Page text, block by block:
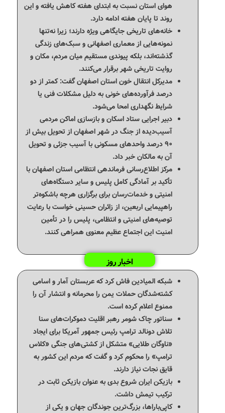
هوای استان نسبت به ابتدای هفته کاهش یافته و این
روند تا پایان هفته ادامه دارد.
خانه‌های تاریخی جایگاهی ویژه دارند؛ زیرا نه‌تنها
نمونه‌هایی از معماری اصفهانی و سبک‌های زندگی
گذشته‌اند، بلکه پیوندی مستقیم میان مردم، مکان و
روایت تاریخی شهر برقرار می‌کنند.
مدیرکل انتقال خون استان اصفهان گفت: کمتر از دو
درصد فرآورده‌های خونی به دلیل مشکلات فنی یا
شرایط نگهداری امحا می‌شود.
دبیر اجرایی ستاد اسکان و بازسازی اماکن مردمی
آسیب‌دیده از جنگ در شهر اصفهان از تحویل بیش از
۹۰ درصد واحدهای مسکونی با آسیب جزئی و تحویل
آن به مالکان خبر داد.
مرکز اطلاع‌رسانی فرماندهی انتظامی استان اصفهان با
تأکید بر آمادگی کامل پلیس و سایر دستگاه‌های
امنیتی و خدمات‌رسان برای برگزاری هرچه باشکوه‌تر
راهپیمایی اربعین، از زائران حسینی خواست با رعایت
توصیه‌های امنیتی و انتظامی، پلیس را در تأمین
امنیت این اجتماع عظیم معنوی همراهی کنند.
اخبار روز
شبکه المیادین فاش کرد که عربستان آمار و اسامی
کشته‌شدگان حملات یمن را محرمانه و انتشار آن را
ممنوع اعلام کرده است.
سناتور چاک شومر رهبر اقلیت دموکرات‌های سنا
تلاش دونالد ترامپ رئیس جمهور آمریکا برای ایجاد
«ناوگان طلایی» متشکل از کشتی‌های جنگی «کلاس
ترامپ» را محکوم کرد و گفت که مردم این کشور به
قایق نجات نیاز دارند.
بازیکن ایران شروع بدی به عنوان بازیکن ثابت در
ترکیب تیمش داشت.
کاپی‌باراها، بزرگ‌ترین جوندگان جهان و یکی از